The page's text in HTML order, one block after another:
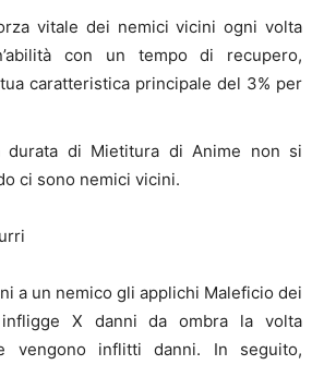
vitale dei nemici vicini ogni volta
con un tempo di recupero,
caratteristica principale del 3% per
durata di Mietitura di Anime non si
ci sono nemici vicini.
a un nemico gli applichi Maleficio dei
X danni da ombra la volta
vengono inflitti danni. In seguito,